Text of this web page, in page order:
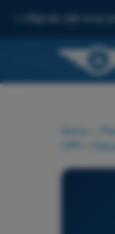
Objevte náš nový
Home